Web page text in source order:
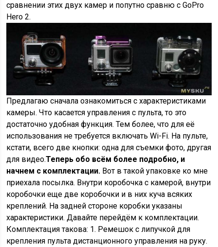
сравнении этих двух камер и попутно сравню с GoPro
Hero 2.
Предлагаю сначала ознакомиться с характеристиками
камеры. Что касается управления с пульта, то это
достаточно удобная функция. Тем более, что для её
использования не требуется включать Wi-Fi. На пульте,
кстати, всего две кнопки: одна для съемки фото, другая
для видео.Теперь обо всём более подробно, и
начнем с комплектации. Вот в такой упаковке ко мне
приехала посылка. Внутри коробочка с камерой, внутри
коробочки еще две коробочки и в них куча всяких
креплений. На задней стороне коробки указаны
характеристики. Давайте перейдём к комплектации.
Комплектация такова: 1. Ремешок с липучкой для
крепления пульта дистанционного управления на руку.